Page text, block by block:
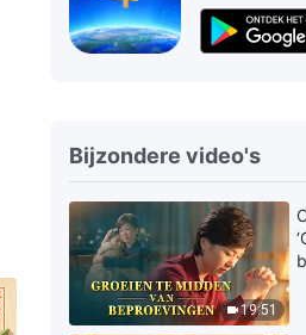
2:44:53
Heer
Bijzondere video's
19:51